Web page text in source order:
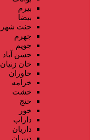
بیرم
بیضا
جنت شهر
جهرم
جویم
حسن آباد
خان زنیان
خاوران
خرامه
خشت
خنج
خور
داراب
داریان
دبیران